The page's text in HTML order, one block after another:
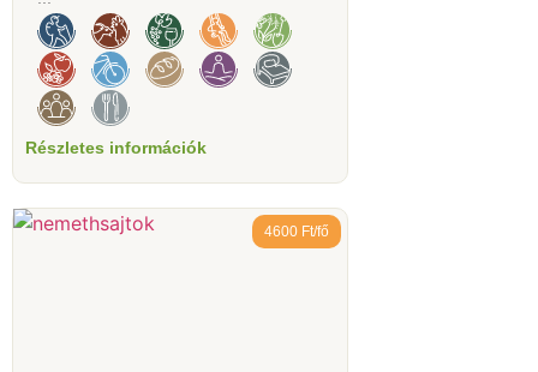
Részletes információk
4600 Ft/fő